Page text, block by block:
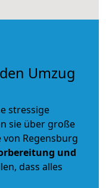
Umzug
stressige
sie über große
Regensburg
und
dass alles